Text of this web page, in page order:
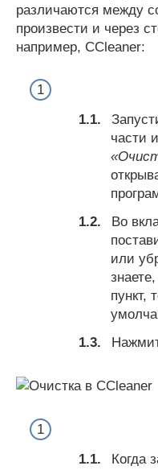
различаются между
произвести и через
например, CCleaner:
части
Во
или
пункт,
Когда